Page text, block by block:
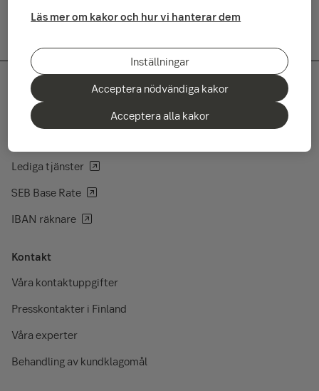
Snabbvägar
Lediga tjänster
SEB Base Rate
IBAN räknare
Kontakt
Våra kontaktuppgifter
Presskontakter i Finland
Våra experter
Behandling av kundklagomål
Läs mer om kakor och hur vi hanterar dem
Inställningar
Acceptera nödvändiga kakor
Acceptera alla kakor